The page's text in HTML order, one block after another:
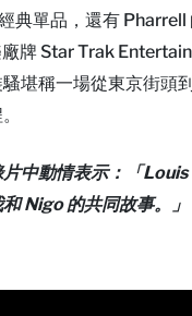
典單品，還有 Pharrell
廠牌 Star Trak
堪稱一場從東京街頭
中動情表示：「
Nigo 的共同故事。」